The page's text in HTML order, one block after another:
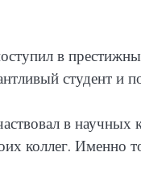
в
студент и
в научных
коллег. Именно